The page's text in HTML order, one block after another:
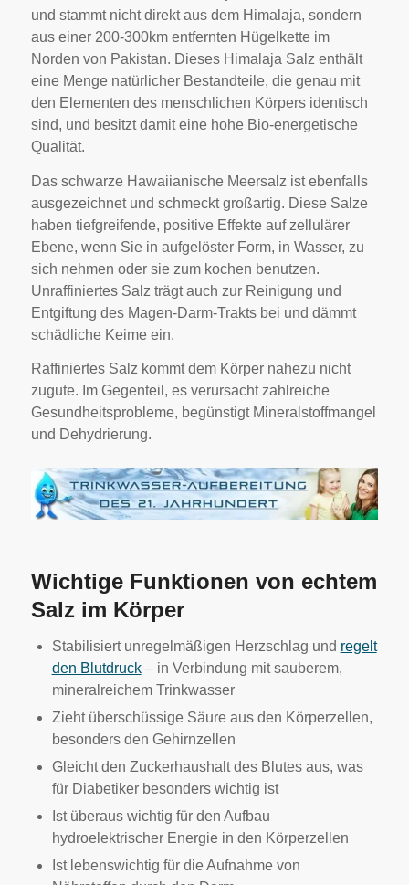
und stammt nicht direkt aus dem Himalaja, sondern
aus einer 200-300km entfernten Hügelkette im
Norden von Pakistan. Dieses Himalaja Salz enthält
eine Menge natürlicher Bestandteile, die genau mit
den Elementen des menschlichen Körpers identisch
sind, und besitzt damit eine hohe Bio-energetische
Qualität.
Das schwarze Hawaiianische Meersalz ist ebenfalls
ausgezeichnet und schmeckt großartig. Diese Salze
haben tiefgreifende, positive Effekte auf zellulärer
Ebene, wenn Sie in aufgelöster Form, in Wasser, zu
sich nehmen oder sie zum kochen benutzen.
Unraffiniertes Salz trägt auch zur Reinigung und
Entgiftung des Magen-Darm-Trakts bei und dämmt
schädliche Keime ein.
Raffiniertes Salz kommt dem Körper nahezu nicht
zugute. Im Gegenteil, es verursacht zahlreiche
Gesundheitsprobleme, begünstigt Mineralstoffmangel
und Dehydrierung.
Wichtige Funktionen von echtem
Salz im Körper
Stabilisiert unregelmäßigen Herzschlag und regelt
den Blutdruck– in Verbindung mit sauberem,
mineralreichem Trinkwasser
Zieht überschüssige Säure aus den Körperzellen,
besonders den Gehirnzellen
Gleicht den Zuckerhaushalt des Blutes aus, was
für Diabetiker besonders wichtig ist
Ist überaus wichtig für den Aufbau
hydroelektrischer Energie in den Körperzellen
Ist lebenswichtig für die Aufnahme von